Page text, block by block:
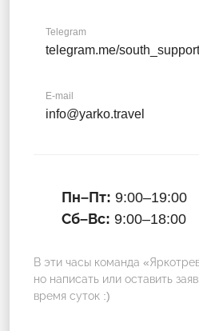
Telegram
telegram.me/south_support
E-mail
info@yarko.travel
Пн–Пт: 9:00–19:00
Сб–Вс: 9:00–18:00
В эти часы команда
но написать или оставить
время суток :)